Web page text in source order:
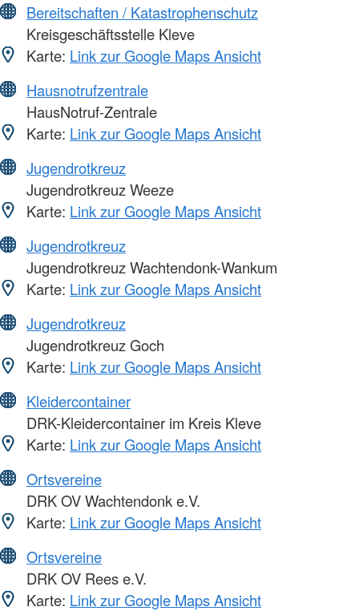
Bereitschaften / Katastrophenschutz
Kreisgeschäftsstelle Kleve
Karte: Link zur Google Maps Ansicht
Hausnotrufzentrale
HausNotruf-Zentrale
Karte: Link zur Google Maps Ansicht
Jugendrotkreuz
Jugendrotkreuz Weeze
Karte: Link zur Google Maps Ansicht
Jugendrotkreuz
Jugendrotkreuz Wachtendonk-Wankum
Karte: Link zur Google Maps Ansicht
Jugendrotkreuz
Jugendrotkreuz Goch
Karte: Link zur Google Maps Ansicht
Kleidercontainer
DRK-Kleidercontainer im Kreis Kleve
Karte: Link zur Google Maps Ansicht
Ortsvereine
DRK OV Wachtendonk e.V.
Karte: Link zur Google Maps Ansicht
Ortsvereine
DRK OV Rees e.V.
Karte: Link zur Google Maps Ansicht